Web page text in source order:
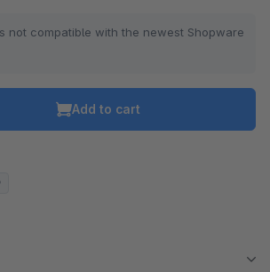
not compatible with the newest Shopware
Add to cart